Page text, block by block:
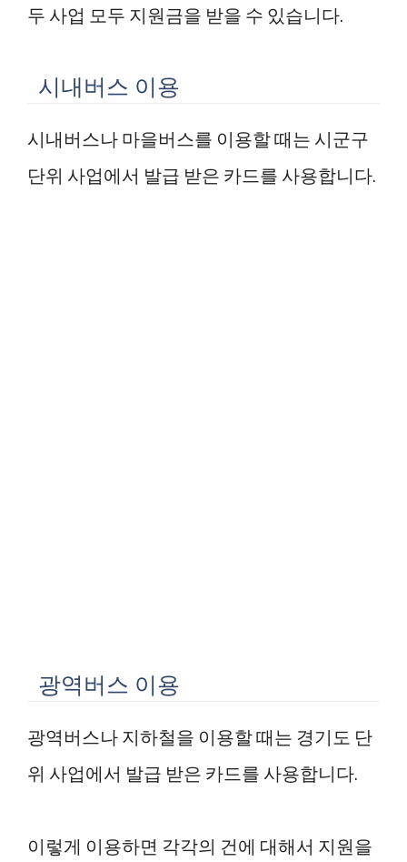
두 사업 모두 지원금을 받을 수 있습니다.
시내버스 이용
시내버스나 마을버스를 이용할 때는 시군구
단위 사업에서 발급 받은 카드를 사용합니다.
광역버스 이용
광역버스나 지하철을 이용할 때는 경기도 단
위 사업에서 발급 받은 카드를 사용합니다.
이렇게 이용하면 각각의 건에 대해서 지원을